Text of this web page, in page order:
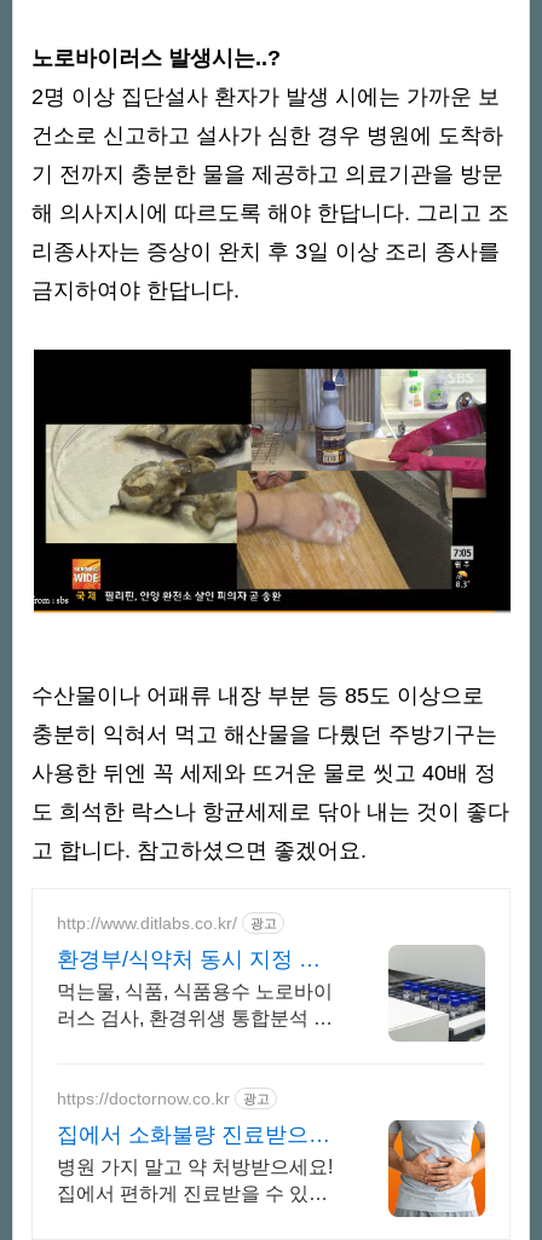
노로바이러스 발생시는..?
2명 이상 집단설사 환자가 발생 시에는 가까운 보
건소로 신고하고 설사가 심한 경우 병원에 도착하
기 전까지 충분한 물을 제공하고 의료기관을 방문
해 의사지시에 따르도록 해야 한답니다. 그리고 조
리종사자는 증상이 완치 후 3일 이상 조리 종사를
금지하여야 한답니다.
수산물이나 어패류 내장 부분 등 85도 이상으로
충분히 익혀서 먹고 해산물을 다뤘던 주방기구는
사용한 뒤엔 꼭 세제와 뜨거운 물로 씻고 40배 정
도 희석한 락스나 항균세제로 닦아 내는 것이 좋다
고 합니다. 참고하셨으면 좋겠어요.
http://www.ditlabs.co.kr/ 광고
환경부/식약처 동시 지정 노
로바이러스 검사기관
먹는물, 식품, 식품용수 노로바이
러스 검사, 환경위생 통합분석 가
https://doctornow.co.kr 광고
집에서 소화불량 진료받으세
요 365일 24시간 진료가능
병원 가지 말고 약 처방받으세요!
집에서 편하게 진료받을 수 있어